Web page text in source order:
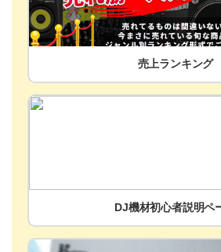
売上ランキング
DJ機材初心者説明ペ